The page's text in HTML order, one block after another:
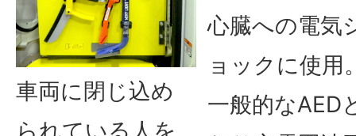
車両に閉じ込め
られている人を
心臓への電気
ョックに使用
一般的なAED